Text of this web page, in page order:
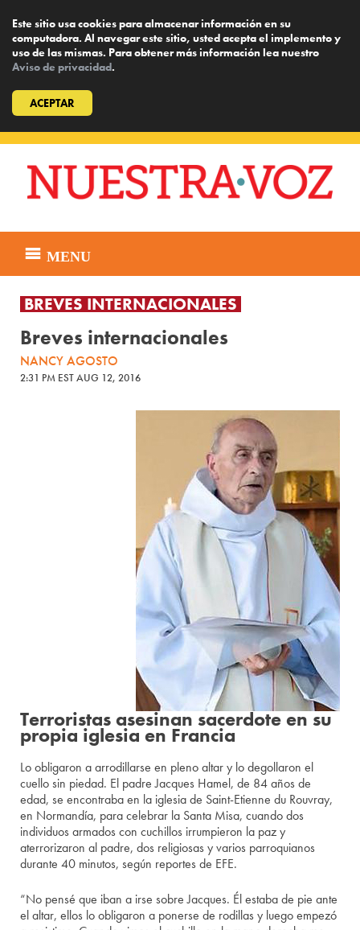
Este sitio usa cookies para almacenar información en su
computadora. Al navegar este sitio, usted acepta el implemento y
uso de las mismas. Para obtener más información lea nuestro
Aviso de privacidad.
ACEPTAR
content
MENU
BREVES INTERNACIONALES
Breves internacionales
NANCY AGOSTO
2:31 PM EST AUG 12, 2016
Terroristas asesinan sacerdote en su
propia iglesia en Francia
Lo obligaron a arrodillarse en pleno altar y lo degollaron el
cuello sin piedad. El padre Jacques Hamel, de 84 años de
edad, se encontraba en la iglesia de Saint-Etienne du Rouvray,
en Normandía, para celebrar la Santa Misa, cuando dos
individuos armados con cuchillos irrumpieron la paz y
aterrorizaron al padre, dos religiosas y varios parroquianos
durante 40 minutos, según reportes de EFE.
“No pensé que iban a irse sobre Jacques. Él estaba de pie ante
el altar, ellos lo obligaron a ponerse de rodillas y luego empezó